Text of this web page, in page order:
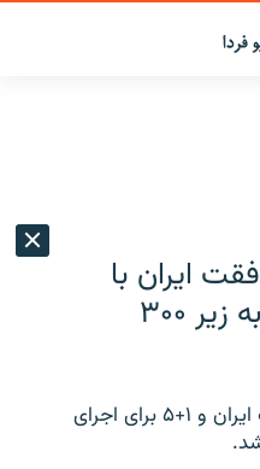
ایران با
کاهش ذخایر اورانیوم به زیر ۳۰۰
دومین نشست کمیسیون مشترک ایران و ۱+۵ برای اجرای